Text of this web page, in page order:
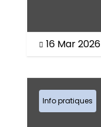
 16 Mar 2026
Info pratiques